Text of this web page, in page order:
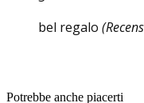
bel regalo
Potrebbe anche piacerti